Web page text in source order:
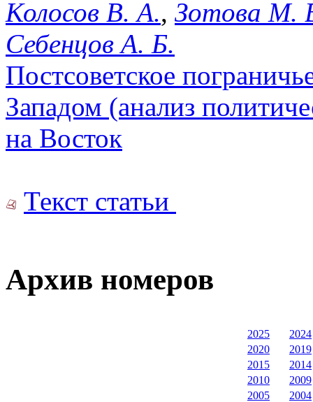
Колосов В. А., Зотова М.
Себенцов А. Б.
Постсоветское
Западом (анализ
на Восток
Текст статьи
Архив номеров
2025
2024
2020
2019
2015
2014
2010
2009
2005
2004